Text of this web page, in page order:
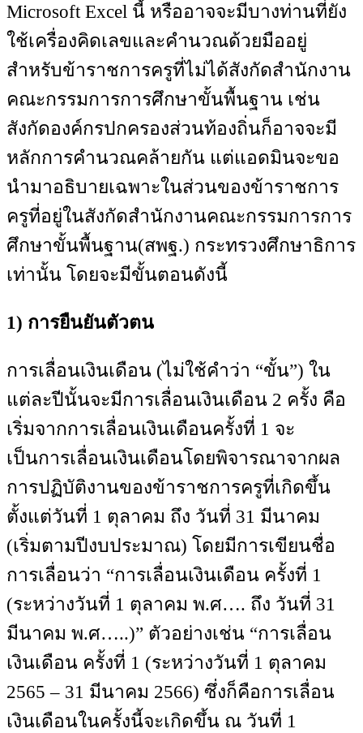
Microsoft Excel นี้ หรืออาจจะมีบางท่านที่ยัง
ใช้เครื่องคิดเลขและคำนวณด้วยมืออยู่
สำหรับข้าราชการครูที่ไม่ได้สังกัดสำนักงาน
คณะกรรมการการศึกษาขั้นพื้นฐาน เช่น
สังกัดองค์กรปกครองส่วนท้องถิ่นก็อาจจะมี
หลักการคำนวณคล้ายกัน แต่แอดมินจะขอ
นำมาอธิบายเฉพาะในส่วนของข้าราชการ
ครูที่อยู่ในสังกัดสำนักงานคณะกรรมการการ
ศึกษาขั้นพื้นฐาน(สพฐ.) กระทรวงศึกษาธิการ
เท่านั้น โดยจะมีขั้นตอนดังนี้
1) การยืนยันตัวตน
การเลื่อนเงินเดือน (ไม่ใช้คำว่า “ขั้น”) ใน
แต่ละปีนั้นจะมีการเลื่อนเงินเดือน 2 ครั้ง คือ
เริ่มจากการเลื่อนเงินเดือนครั้งที่ 1 จะ
เป็นการเลื่อนเงินเดือนโดยพิจารณาจากผล
การปฏิบัติงานของข้าราชการครูที่เกิดขึ้น
ตั้งแต่วันที่ 1 ตุลาคม ถึง วันที่ 31 มีนาคม
(เริ่มตามปีงบประมาณ) โดยมีการเขียนชื่อ
การเลื่อนว่า “การเลื่อนเงินเดือน ครั้งที่ 1
(ระหว่างวันที่ 1 ตุลาคม พ.ศ…. ถึง วันที่ 31
มีนาคม พ.ศ…..)” ตัวอย่างเช่น “การเลื่อน
เงินเดือน ครั้งที่ 1 (ระหว่างวันที่ 1 ตุลาคม
2565 – 31 มีนาคม 2566) ซึ่งก็คือการเลื่อน
เงินเดือนในครั้งนี้จะเกิดขึ้น ณ วันที่ 1